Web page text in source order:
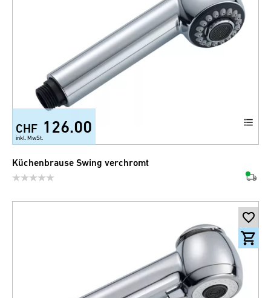
CHF 126.00
inkl. MwSt.
Küchenbrause Swing verchromt